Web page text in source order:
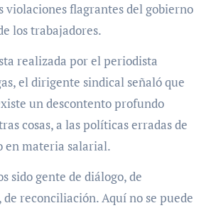
violaciones flagrantes del gobierno
los trabajadores.
realizada por el periodista
el dirigente sindical señaló que
un descontento profundo
cosas, a las políticas erradas de
en materia salarial.
sido gente de diálogo, de
reconciliación. Aquí no se puede